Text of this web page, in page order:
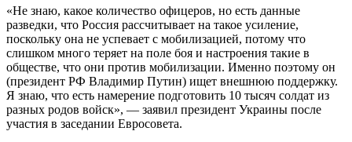
«Не знаю, какое количество офицеров, но есть данные
разведки, что Россия рассчитывает на такое усиление,
поскольку она не успевает с мобилизацией, потому что
слишком много теряет на поле боя и настроения такие в
обществе, что они против мобилизации. Именно поэтому он
(президент РФ Владимир Путин) ищет внешнюю поддержку.
Я знаю, что есть намерение подготовить 10 тысяч солдат из
разных родов войск», — заявил президент Украины после
участия в заседании Евросовета.